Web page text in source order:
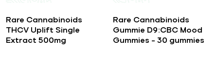
Rare Cannabinoids
THCV Uplift Single
Extract 500mg
Rare Cannabinoids
Gummie D9:CBC Mood
Gummies – 30 gummies